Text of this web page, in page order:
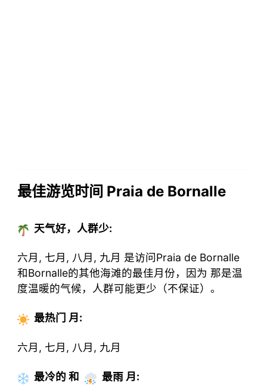
最佳游览时间 Praia de Bornalle
天气好，人群少:
六月, 七月, 八月, 九月 是访问Praia de Bornalle
和Bornalle的其他海滩的最佳月份，因为 那是温
度温暖的气候，人群可能更少（不保证）。
最热门 月 :
六月, 七月, 八月, 九月
最冷的 和 最雨 月 :